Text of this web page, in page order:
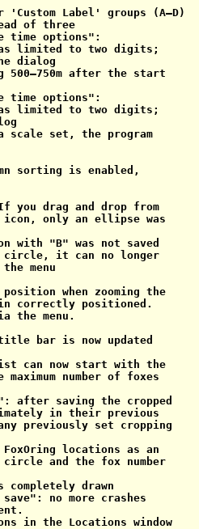
Label' groups (A–D)
of three
time options":
limited to two digits;
dialog
500–750m after the start
time options":
limited to two digits;
scale set, the program
sorting is enabled,
you drag and drop from
only an ellipse was
with "B" was not saved
circle, it can no longer
menu
when zooming the
correctly positioned.
the menu.
bar is now updated
can now start with the
number of foxes
after saving the cropped
in their previous
previously set cropping
locations as an
and the fox number
drawn
no more crashes
in the Locations window